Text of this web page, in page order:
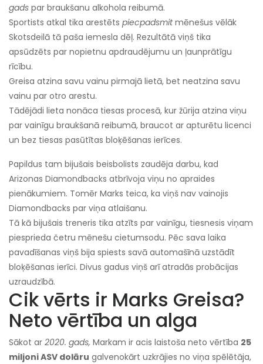
gads par braukšanu alkohola reibumā.
Sportists atkal tika arestēts piecpadsmitmēnešus vēlāk
Skotsdeilā tā paša iemesla dēļ. Rezultātā viņš tika
apsūdzēts par nopietnu apdraudējumu un ļaunprātīgu
rīcību.
Greisa atzina savu vainu pirmajā lietā, bet neatzina savu
vainu par otro arestu.
Tādējādi lieta nonāca tiesas procesā, kur žūrija atzina viņu
par vainīgu braukšanā reibumā, braucot ar apturētu licenci
un bez tiesas pasūtītas bloķēšanas ierīces.
Papildus tam bijušais beisbolists zaudēja darbu, kad
Arizonas Diamondbacks atbrīvoja viņu no apraides
pienākumiem. Tomēr Marks teica, ka viņš nav vainojis
Diamondbacks par viņa atlaišanu.
Tā kā bijušais treneris tika atzīts par vainīgu, tiesnesis viņam
piesprieda četru mēnešu cietumsodu. Pēc sava laika
pavadīšanas viņš bija spiests savā automašīnā uzstādīt
bloķēšanas ierīci. Divus gadus viņš arī atradās probācijas
uzraudzībā.
Cik vērts ir Marks Greisa?
Neto vērtība un alga
Sākot ar 2020. gads, Markam ir acis laistoša neto vērtība 25
miljoni ASV dolāru galvenokārt uzkrājies no viņa spēlētāja,